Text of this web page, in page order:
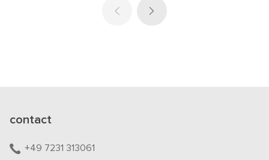
contact
+49 7231 313061